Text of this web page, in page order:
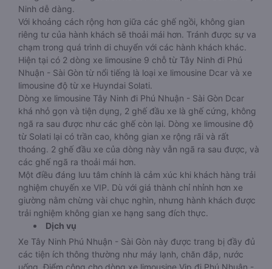
Ninh dễ dàng.
Với khoảng cách rộng hơn giữa các ghế ngồi, không gian
riêng tư của hành khách sẽ thoải mái hơn. Tránh được sự va
chạm trong quá trình di chuyển với các hành khách khác.
Hiện tại có 2 dòng xe limousine 9 chỗ từ Tây Ninh đi Phú
Nhuận - Sài Gòn từ nổi tiếng là loại xe limousine Dcar và xe
limousine độ từ xe Huyndai Solati.
Dòng xe limousine Tây Ninh đi Phú Nhuận - Sài Gòn Dcar
khá nhỏ gọn và tiện dụng, 2 ghế đầu xe là ghế cứng, không
ngã ra sau được như các ghế còn lại. Dòng xe limousine độ
từ Solati lại có trần cao, không gian xe rộng rãi và rất
thoáng. 2 ghế đầu xe của dòng này vẫn ngã ra sau được, và
các ghế ngã ra thoải mái hơn.
Một điều đáng lưu tâm chính là cảm xúc khi khách hàng trải
nghiệm chuyến xe VIP. Dù với giá thành chỉ nhỉnh hơn xe
giường nằm chừng vài chục nghìn, nhưng hành khách được
trải nghiệm không gian xe hạng sang đích thực.
Dịch vụ
Xe Tây Ninh Phú Nhuận - Sài Gòn này được trang bị đầy đủ
các tiện ích thông thường như máy lạnh, chăn đắp, nước
uống. Điểm cộng cho dòng xe limousine Vip đi Phú Nhuận -